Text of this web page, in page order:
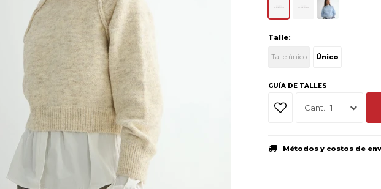
Talle:
Talle único Único
GUÍA DE TALLES
1
Métodos y costos de